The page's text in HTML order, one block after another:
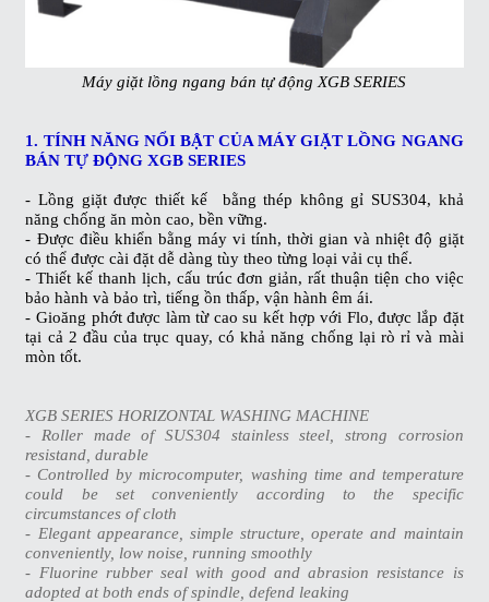
Máy giặt lồng ngang bán tự động XGB SERIES
1. TÍNH NĂNG NỔI BẬT CỦA MÁY GIẶT LỒNG NGANG
BÁN TỰ ĐỘNG XGB SERIES
- Lồng giặt được thiết kế bằng thép không gỉ SUS304, khả
năng chống ăn mòn cao, bền vững.
- Được điều khiển bằng máy vi tính, thời gian và nhiệt độ giặt
có thể được cài đặt dễ dàng tùy theo từng loại vải cụ thể.
- Thiết kế thanh lịch, cấu trúc đơn giản, rất thuận tiện cho việc
bảo hành và bảo trì, tiếng ồn thấp, vận hành êm ái.
- Gioăng phớt được làm từ cao su kết hợp với Flo, được lắp đặt
tại cả 2 đầu của trục quay, có khả năng chống lại rò rỉ và mài
mòn tốt.
XGB SERIES HORIZONTAL WASHING MACHINE
- Roller made of SUS304 stainless steel, strong corrosion
resistand, durable
- Controlled by microcomputer, washing time and temperature
could be set conveniently according to the specific
circumstances of cloth
- Elegant appearance, simple structure, operate and maintain
conveniently, low noise, running smoothly
- Fluorine rubber seal with good and abrasion resistance is
adopted at both ends of spindle, defend leaking